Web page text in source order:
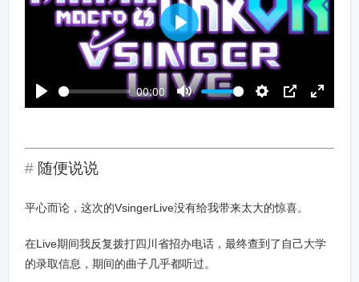
P
a
y
00:00
M
t
S
t
n
g
s
P
P
E
t
l
l
P
l
a
y
随便说说
平心而论，这次的VsingerLive没有给我带来太大的惊喜。
在Live期间我反复拨打四川省招办电话，最终查到了自己大学
的录取信息，期间的曲子几乎都听过。